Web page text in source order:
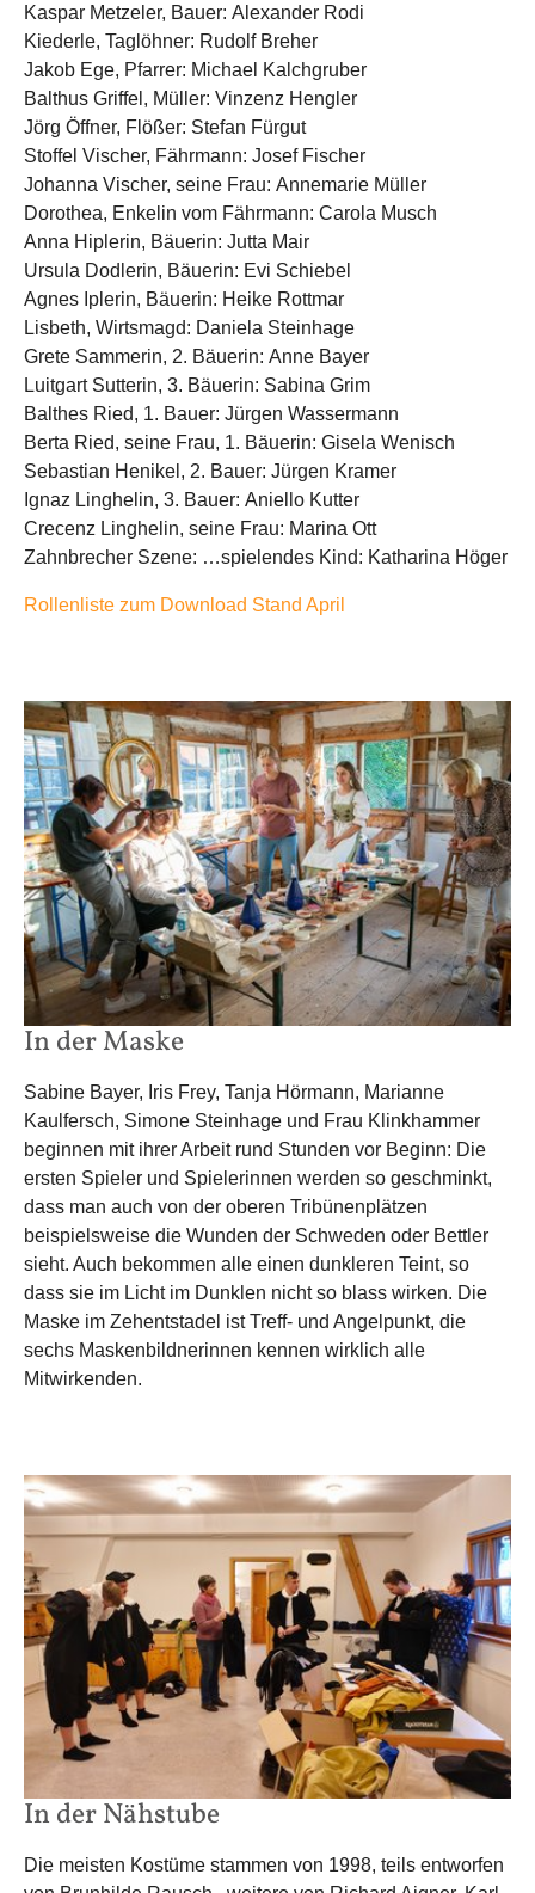
Kaspar Metzeler, Bauer: Alexander Rodi
Kiederle, Taglöhner: Rudolf Breher
Jakob Ege, Pfarrer: Michael Kalchgruber
Balthus Griffel, Müller: Vinzenz Hengler
Jörg Öffner, Flößer: Stefan Fürgut
Stoffel Vischer, Fährmann: Josef Fischer
Johanna Vischer, seine Frau: Annemarie Müller
Dorothea, Enkelin vom Fährmann: Carola Musch
Anna Hiplerin, Bäuerin: Jutta Mair
Ursula Dodlerin, Bäuerin: Evi Schiebel
Agnes Iplerin, Bäuerin: Heike Rottmar
Lisbeth, Wirtsmagd: Daniela Steinhage
Grete Sammerin, 2. Bäuerin: Anne Bayer
Luitgart Sutterin, 3. Bäuerin: Sabina Grim
Balthes Ried, 1. Bauer: Jürgen Wassermann
Berta Ried, seine Frau, 1. Bäuerin: Gisela Wenisch
Sebastian Henikel, 2. Bauer: Jürgen Kramer
Ignaz Linghelin, 3. Bauer: Aniello Kutter
Crecenz Linghelin, seine Frau: Marina Ott
Zahnbrecher Szene: …spielendes Kind: Katharina Höger
Rollenliste zum Download Stand April
In der Maske
Sabine Bayer, Iris Frey, Tanja Hörmann, Marianne
Kaulfersch, Simone Steinhage und Frau Klinkhammer
beginnen mit ihrer Arbeit rund Stunden vor Beginn: Die
ersten Spieler und Spielerinnen werden so geschminkt,
dass man auch von der oberen Tribünenplätzen
beispielsweise die Wunden der Schweden oder Bettler
sieht. Auch bekommen alle einen dunkleren Teint, so
dass sie im Licht im Dunklen nicht so blass wirken. Die
Maske im Zehentstadel ist Treff- und Angelpunkt, die
sechs Maskenbildnerinnen kennen wirklich alle
Mitwirkenden.
In der Nähstube
Die meisten Kostüme stammen von 1998, teils entworfen